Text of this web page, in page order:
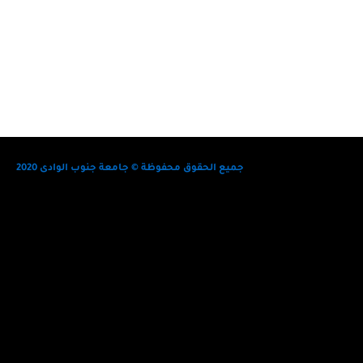
جميع الحقوق محفوظة © جامعة جنوب الوادى 2020